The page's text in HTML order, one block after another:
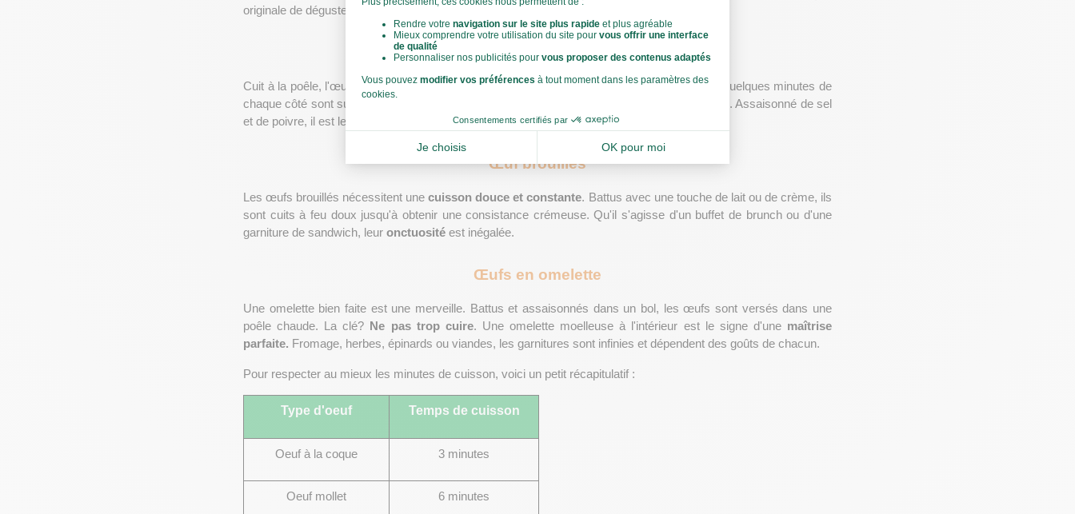
originale de déguster un oeuf.
Œuf au plat
Cuit à la poêle, l'œuf au plat présente un blanc légèrement croustillant et un jaune coulant. Quelques minutes de
chaque côté sont suffisantes. Le secret? Une poêle bien chaude et un peu de matière grasse. Assaisonné de sel
et de poivre, il est le compagnon idéal et facile des petits-déjeuners copieux
Œuf brouillés
Les œufs brouillés nécessitent une cuisson douce et constante. Battus avec une touche de lait ou de crème, ils
sont cuits à feu doux jusqu'à obtenir une consistance crémeuse. Qu'il s'agisse d'un buffet de brunch ou d'une
garniture de sandwich, leur onctuosité est inégalée.
Œufs en omelette
Une omelette bien faite est une merveille. Battus et assaisonnés dans un bol, les œufs sont versés dans une
poêle chaude. La clé?
Ne pas trop cuire. Une omelette moelleuse à l'intérieur est le signe d'une maîtrise
parfaite. Fromage, herbes, épinards ou viandes, les garnitures sont infinies et dépendent des goûts de chacun.
Pour respecter au mieux les minutes de cuisson, voici un petit récapitulatif :
Type d'oeuf Temps de cuisson
Oeuf à la coque 3 minutes
Oeuf mollet 6 minutes